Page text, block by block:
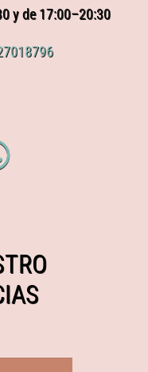
y de 17:00–20:30